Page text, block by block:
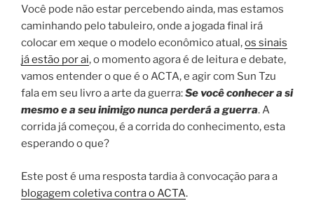
Você pode não estar percebendo ainda, mas estamos
caminhando pelo tabuleiro, onde a jogada final irá
colocar em xeque o modelo econômico atual,os sinais
já estão por ai, o momento agora é de leitura e debate,
vamos entender o que é o ACTA, e agir com Sun Tzu
fala em seu livro a arte da guerra:Se você conhecer a si
mesmo e a seu inimigo nunca perderá a guerra. A
corrida já começou, é a corrida do conhecimento, esta
esperando o que?
Este post é uma resposta tardia à convocação para a
blogagem coletiva contra o ACTA.